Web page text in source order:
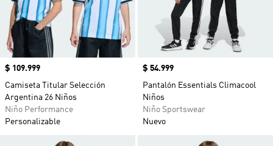
Precio
$ 109.999
Camiseta Titular Selección
Argentina 26 Niños
Niño Performance
Personalizable
Precio
$ 54.999
Pantalón Essentials Climacool
Niños
Niño Sportswear
Nuevo